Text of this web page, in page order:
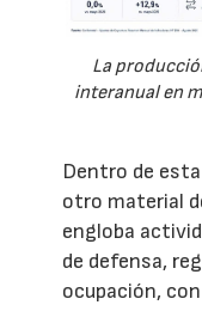
La
interanual en
Dentro de
otro material
engloba
de defensa,
ocupación,